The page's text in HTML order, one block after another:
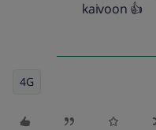
kaivoon 👍
4G